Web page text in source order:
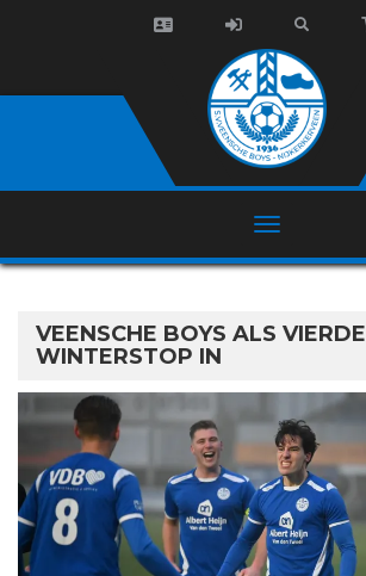
VEENSCHE BOYS ALS VIERDE
WINTERSTOP IN